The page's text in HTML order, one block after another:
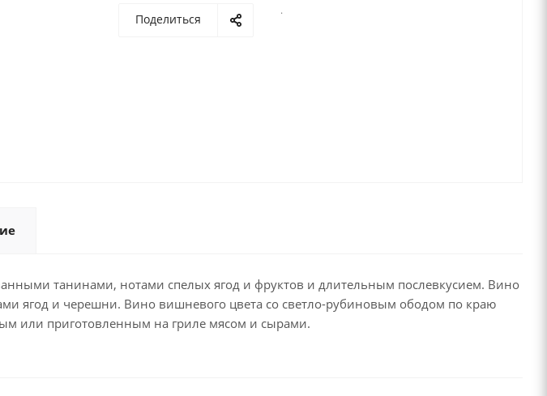
Поделиться
.
танинами, нотами спелых ягод и фруктов и длительным послевкусием. Вино
ягод и черешни. Вино вишневого цвета со светло-рубиновым ободом по краю
или приготовленным на гриле мясом и сырами.